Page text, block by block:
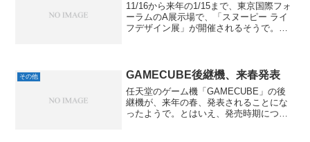
11/16から来年の1/15まで、東京国際フォ
ーラムのA展示場で、「スヌーピー ライ
フデザイン展」が開催されるそうで。い
ッズなどを販...
その他 GAMECUBE後継機、来春発表
任天堂のゲーム機「GAMECUBE」の後
継機が、来年の春、発表されることにな
ったようで。とはいえ、発売時期につい